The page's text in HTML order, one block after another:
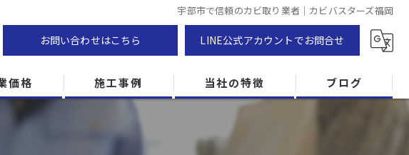
宇部市で信頼のカビ取り業者｜カビバスターズ福岡
お問い合わせはこちら LINE公式アカウントでお問合せ
価格 施工事例 当社の特徴 ブログ